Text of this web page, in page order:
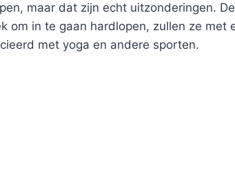
maar dat zijn echt uitzonderingen.
om in te gaan hardlopen, zullen ze
met yoga en andere sporten.